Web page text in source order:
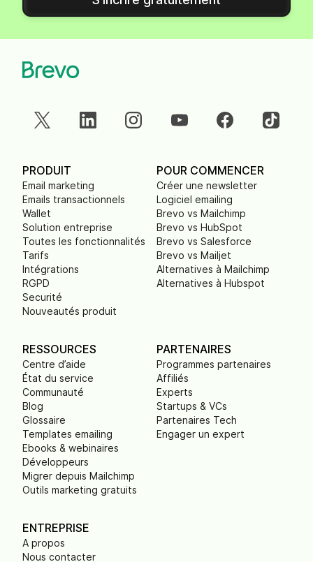
PRODUIT
Email marketing
Emails transactionnels
Wallet
Solution entreprise
Toutes les fonctionnalités
Tarifs
Intégrations
RGPD
Securité
Nouveautés produit
POUR COMMENCER
Créer une newsletter
Logiciel emailing
Brevo vs Mailchimp
Brevo vs HubSpot
Brevo vs Salesforce
Brevo vs Mailjet
Alternatives à Mailchimp
Alternatives à Hubspot
RESSOURCES
Centre d’aide
État du service
Communauté
Blog
Glossaire
Templates emailing
Ebooks & webinaires
Développeurs
Migrer depuis Mailchimp
Outils marketing gratuits
PARTENAIRES
Programmes partenaires
Affiliés
Experts
Startups & VCs
Partenaires Tech
Engager un expert
ENTREPRISE
A propos
Nous contacter